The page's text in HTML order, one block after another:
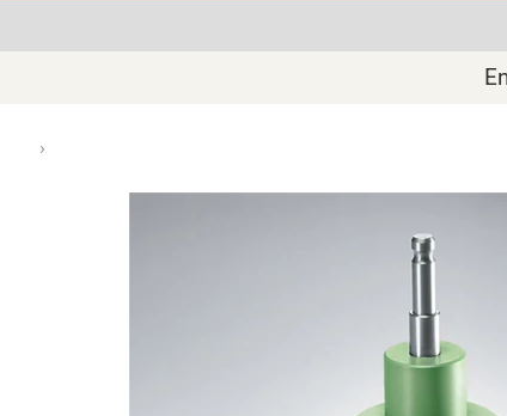
›